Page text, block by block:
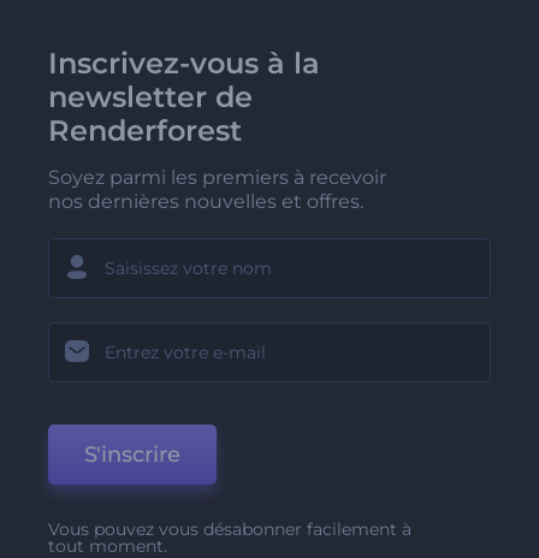
Inscrivez-vous à la
newsletter de
Renderforest
Soyez parmi les premiers à recevoir
nos dernières nouvelles et offres.
S'inscrire
Vous pouvez vous désabonner facilement à
tout moment.